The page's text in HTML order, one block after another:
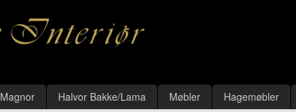
Magnor Halvor Bakke/Lama Møbler Hagemøbler